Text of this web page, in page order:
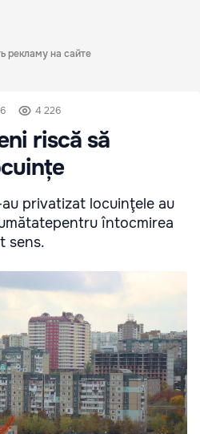
рекламу на сайте
4 226
riscă să
privatizat locuinţele au
întocmirea
sens.